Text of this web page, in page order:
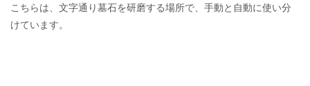
こちらは、文字通り墓石を研磨する場所で、手動と自動に使い分
けています。